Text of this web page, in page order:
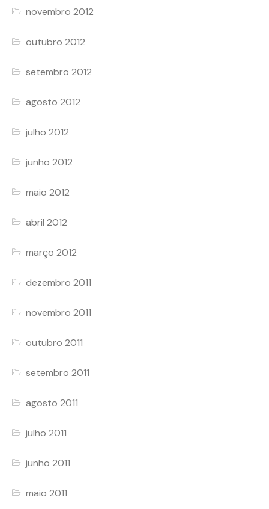
novembro 2012
outubro 2012
setembro 2012
agosto 2012
julho 2012
junho 2012
maio 2012
abril 2012
março 2012
dezembro 2011
novembro 2011
outubro 2011
setembro 2011
agosto 2011
julho 2011
junho 2011
maio 2011